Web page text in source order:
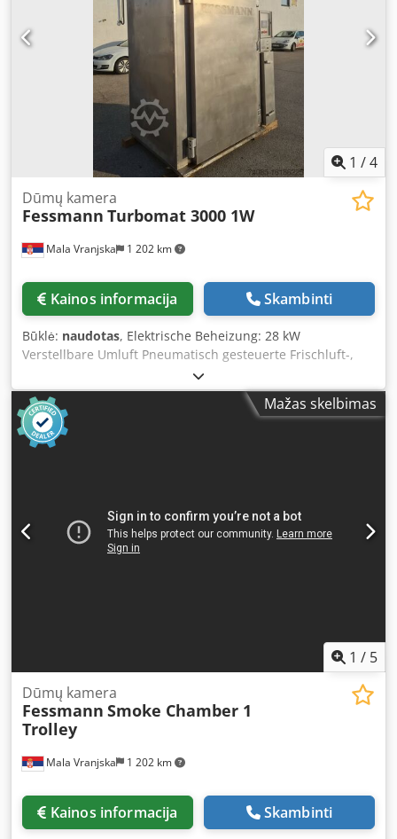
1 /4
Mala Vranjska 1 202 km
Dūmų kamera
Fessmann Turbomat 3000 1W
Kainos informacija Skambinti
Būklė: naudotas, Elektrische Beheizung: 28 kW
Verstellbare Umluft Pneumatisch gesteuerte Frischluft-,
Abluft- und Rauchklappe Reinigung: Schaumreinigung
Rauchzufuhr: auf Kundenwunsch Rauchmaterial:
Holzchips Dedpfxjtq T Nvo Afujkr Ohne Nachbrennsystem
Aufstellmaße der Maschine in cm: Breite: 158 Länge: 145
Höhe: 275 Wagenmaße in cm: 100 x 100 x 200
Mažas skelbimas
1 / 5
Mala Vranjska 1 202 km
Dūmų kamera
Fessmann Smoke Chamber 1
Trolley
Kainos informacija Skambinti